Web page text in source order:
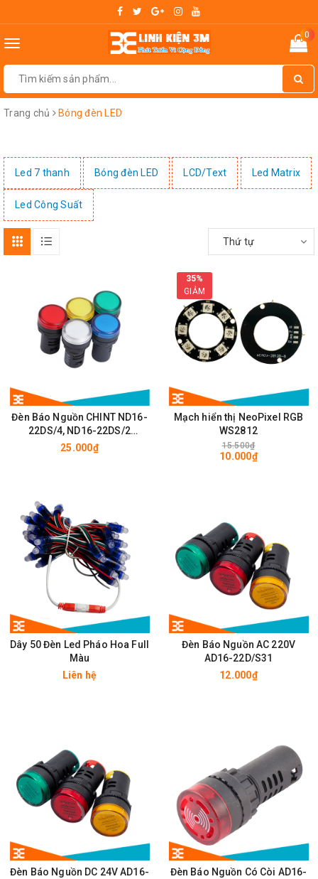
Toggle
0
Trang chủ Bóng đèn LED
Led 7 thanh Bóng đèn LED LCD/Text Led Matrix
Led Công Suất
Thứ tự
Đèn Báo Nguồn CHINT ND16-
22DS/4, ND16-22DS/2
220VAC, 24V - D22mm Cho Tủ
25.000₫
35%
GIẢM
Mạch hiển thị NeoPixel RGB
WS2812
15.500₫
10.000₫
Dây 50 Đèn Led Pháo Hoa Full
Màu
Liên hệ
Đèn Báo Nguồn AC 220V
AD16-22D/S31
12.000₫
Đèn Báo Nguồn DC 24V AD16-
Đèn Báo Nguồn Có Còi AD16-